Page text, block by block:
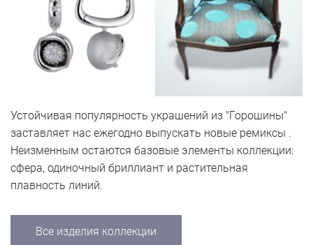
Устойчивая популярность украшений из "Горошины"
заставляет нас ежегодно выпускать новые ремиксы .
Неизменным остаются базовые элементы коллекции:
сфера, одиночный бриллиант и растительная
плавность линий.
Все изделия коллекции